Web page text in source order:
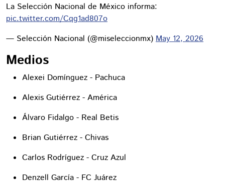
La Selección Nacional de México informa:
pic.twitter.com/Cqg1ad807o
— Selección Nacional (@miseleccionmx) May 12, 2026
Medios
Alexei Domínguez - Pachuca
Alexis Gutiérrez - América
Álvaro Fidalgo - Real Betis
Brian Gutiérrez - Chivas
Carlos Rodríguez - Cruz Azul
Denzell García - FC Juárez